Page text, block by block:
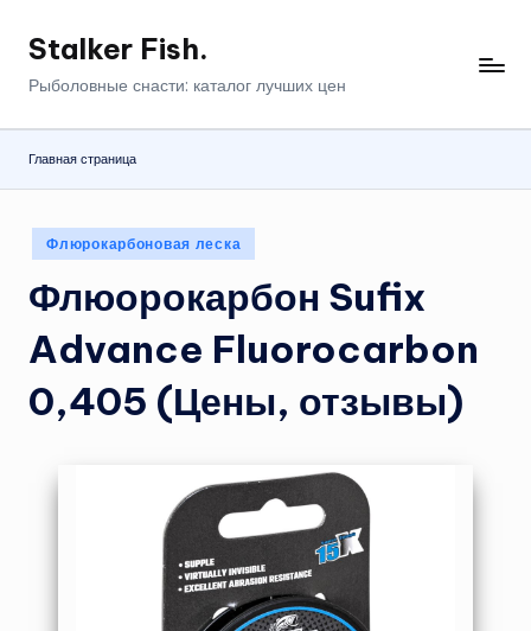
Перейти
Stalker Fish.
Рыболовные снасти: каталог лучших цен
Главная страница
Опубликовано
в
Флюрокарбоновая леска
Флюорокарбон Sufix
Advance Fluorocarbon
0,405 (Цены, отзывы)